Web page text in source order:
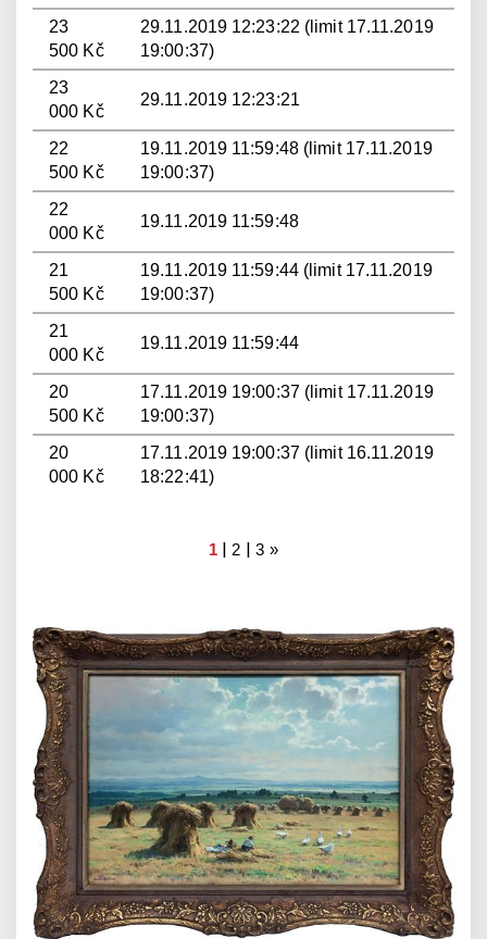
23
500 Kč
29.11.2019 12:23:22 (limit 17.11.2019
19:00:37)
23
000 Kč
29.11.2019 12:23:21
22
500 Kč
19.11.2019 11:59:48 (limit 17.11.2019
19:00:37)
22
000 Kč
19.11.2019 11:59:48
21
500 Kč
19.11.2019 11:59:44 (limit 17.11.2019
19:00:37)
21
000 Kč
19.11.2019 11:59:44
20
500 Kč
17.11.2019 19:00:37 (limit 17.11.2019
19:00:37)
20
000 Kč
17.11.2019 19:00:37 (limit 16.11.2019
18:22:41)
1 |2 | 3 »